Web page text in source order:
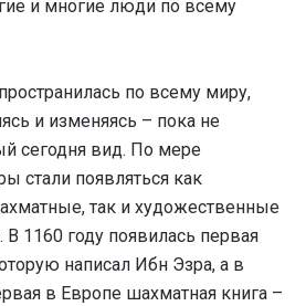
и многие люди по всему
по всему миру,
и изменяясь – пока не
сегодня вид. По мере
стали появляться как
так и художественные
В 1160 году появилась первая
написал Ибн Эзра, а в
в Европе шахматная книга –